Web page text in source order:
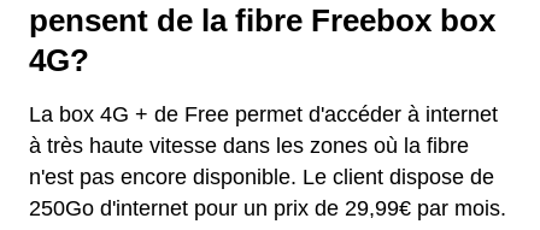
pensent de la fibre Freebox box
4G?
La box 4G + de Free permet d'accéder à internet
à très haute vitesse dans les zones où la fibre
n'est pas encore disponible. Le client dispose de
250Go d'internet pour un prix de 29,99€ par mois.